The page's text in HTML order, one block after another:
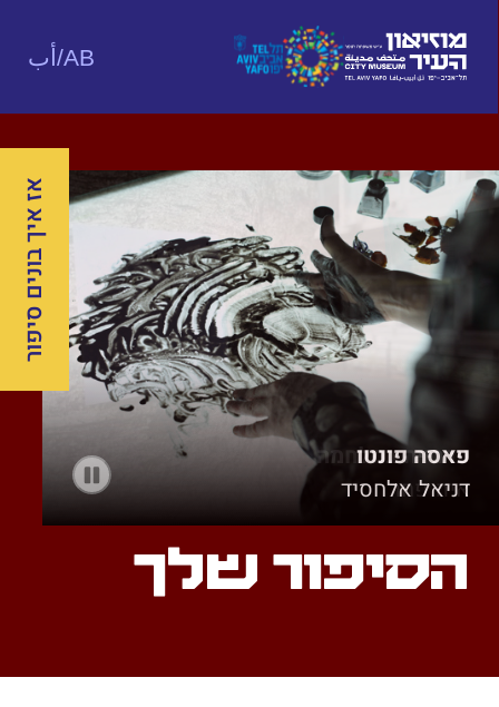
AB/أب
אז איך בונים סיפור
הכותל החדש
אילנה זפרן
פאסה פונטו
דניאל אלחסיד
ערבייה במלחמה
איה פחר
הסיפור שלך